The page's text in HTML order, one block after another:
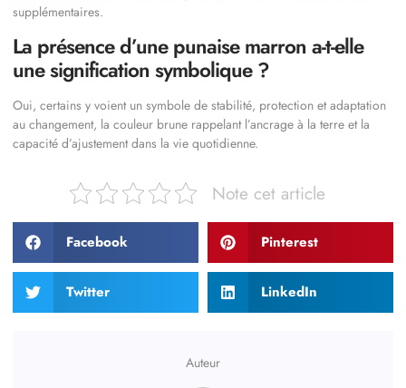
supplémentaires.
La présence d’une punaise marron a-t-elle
une signification symbolique ?
Oui, certains y voient un symbole de stabilité, protection et adaptation
au changement, la couleur brune rappelant l’ancrage à la terre et la
capacité d’ajustement dans la vie quotidienne.
Note cet article
Facebook Pinterest
Twitter LinkedIn
Auteur